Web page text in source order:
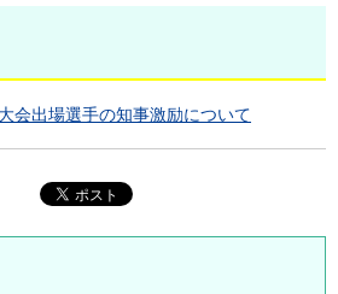
会出場選手の知事激励について